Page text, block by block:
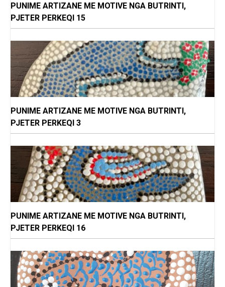
PUNIME ARTIZANE ME MOTIVE NGA BUTRINTI,
PJETER PERKEQI 15
PUNIME ARTIZANE ME MOTIVE NGA BUTRINTI,
PJETER PERKEQI 3
PUNIME ARTIZANE ME MOTIVE NGA BUTRINTI,
PJETER PERKEQI 16